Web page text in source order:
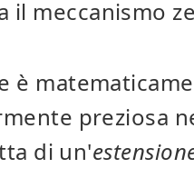
il meccanismo
è
preziosa
di un'